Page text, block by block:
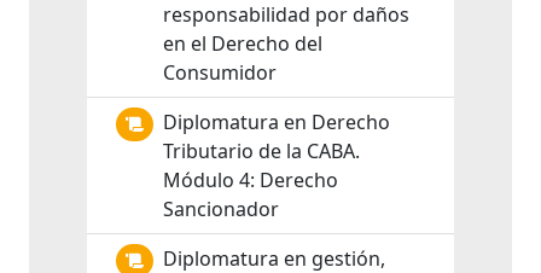
responsabilidad por daños
en el Derecho del
Consumidor
Diplomatura en Derecho
Tributario de la CABA.
Módulo 4: Derecho
Sancionador
Diplomatura en gestión,